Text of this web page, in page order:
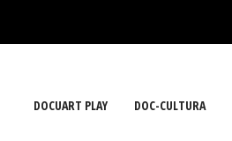
DOCUART PLAY DOC-CULTURA